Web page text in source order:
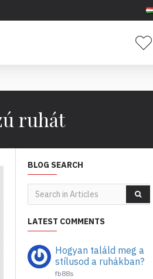
ruhát
BLOG SEARCH
LATEST COMMENTS
Hogyan találd meg a
stílusod a ruhákban?
fb88s